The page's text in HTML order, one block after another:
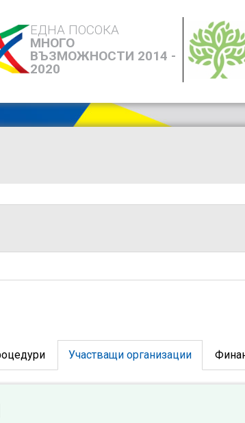
ЕДНА ПОСОКА
МНОГО
ВЪЗМОЖНОСТИ 2014 -
2020
Участващи организации